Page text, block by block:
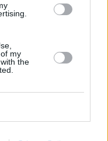
my
the